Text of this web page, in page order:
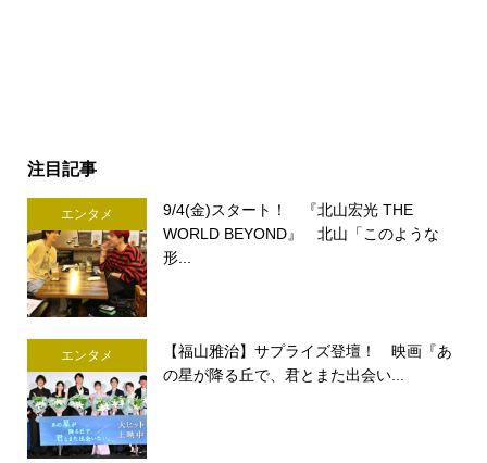
注目記事
エンタメ
9/4(金)スタート！ 『北山宏光 THE
WORLD BEYOND』 北山「このような
形...
エンタメ
【福山雅治】サプライズ登壇！ 映画『あ
の星が降る丘で、君とまた出会い...